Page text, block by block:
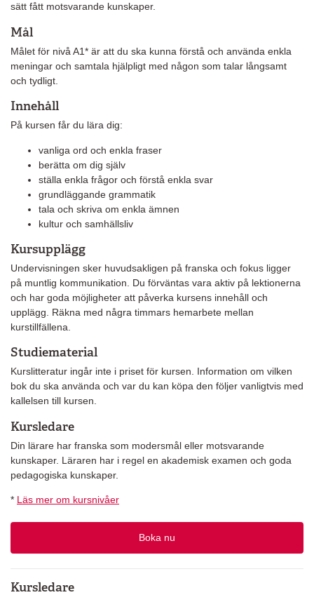
sätt fått motsvarande kunskaper.
Mål
Målet för nivå A1* är att du ska kunna förstå och använda enkla
meningar och samtala hjälpligt med någon som talar långsamt
och tydligt.
Innehåll
På kursen får du lära dig:
vanliga ord och enkla fraser
berätta om dig själv
ställa enkla frågor och förstå enkla svar
grundläggande grammatik
tala och skriva om enkla ämnen
kultur och samhällsliv
Kursupplägg
Undervisningen sker huvudsakligen på franska och fokus ligger
på muntlig kommunikation. Du förväntas vara aktiv på lektionerna
och har goda möjligheter att påverka kursens innehåll och
upplägg. Räkna med några timmars hemarbete mellan
kurstillfällena.
Studiematerial
Kurslitteratur ingår inte i priset för kursen. Information om vilken
bok du ska använda och var du kan köpa den följer vanligtvis med
kallelsen till kursen.
Kursledare
Din lärare har franska som modersmål eller motsvarande
kunskaper. Läraren har i regel en akademisk examen och goda
pedagogiska kunskaper.
* Läs mer om kursnivåer
Boka nu
Kursledare